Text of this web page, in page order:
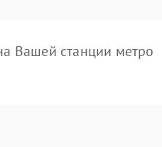
Вашей станции метро